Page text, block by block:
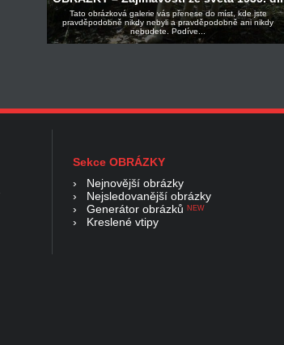
Tato obrázková galerie vás přenese do míst, kde jste
pravděpodobně nikdy nebyli a pravděpodobně ani nikdy
nebudete. Podíve...
Sekce OBRÁZKY
› Nejnovější obrázky
› Nejsledovanější obrázky
› Generátor obrázků NEW
› Kreslené vtipy